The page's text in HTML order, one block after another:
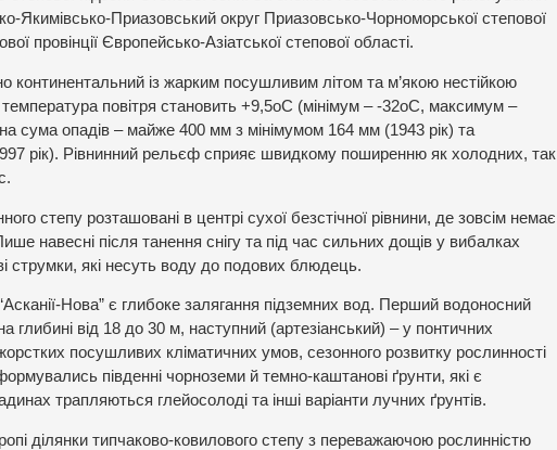
Якимівсько-Приазовський округ Приазовсько-Чорноморської степової
провінції Європейсько-Азіатської степової області.
континентальний із жарким посушливим літом та м’якою нестійкою
повітря становить +9,5оС (мінімум – -32оС, максимум –
сума опадів – майже 400 мм з мінімумом 164 мм (1943 рік) та
рік). Рівнинний рельєф сприяє швидкому поширенню як холодних, так
степу розташовані в центрі сухої безстічної рівнини, де зовсім немає
навесні після танення снігу та під час сильних дощів у вибалках
струмки, які несуть воду до подових блюдець.
Нова” є глибоке залягання підземних вод. Перший водоносний
глибині від 18 до 30 м, наступний (артезіанський) – у понтичних
посушливих кліматичних умов, сезонного розвитку рослинності
південні чорноземи й темно-каштанові ґрунти, які є
трапляються глейосолоді та інші варіанти лучних ґрунтів.
ділянки типчаково-ковилового степу з переважаючою рослинністю